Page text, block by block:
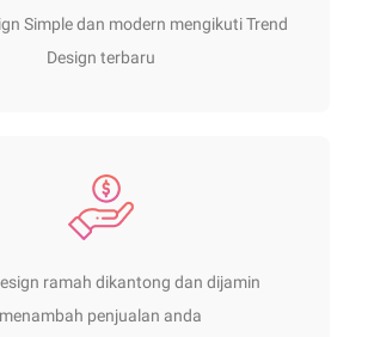
Simple dan modern mengikuti Trend
Design terbaru
ramah dikantong dan dijamin
menambah penjualan anda